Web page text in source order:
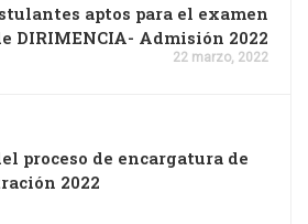
aptos para el examen
DIRIMENCIA- Admisión 2022
22 marzo, 2022
proceso de encargatura de
2022